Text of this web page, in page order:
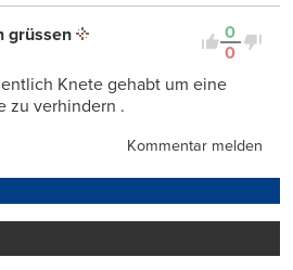
0
0
grüssen
Knete gehabt um eine
zu verhindern .
Kommentar melden